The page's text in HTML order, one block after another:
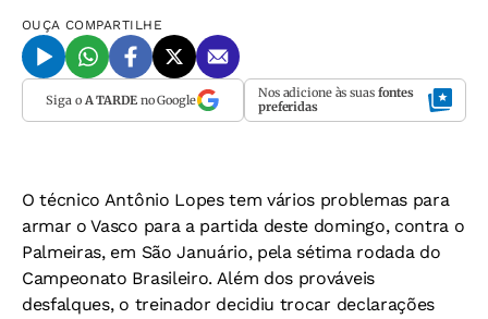
OUÇA COMPARTILHE
Siga o A TARDEno Google Nos adicione às suas fontes
preferidas
O técnico Antônio Lopes tem vários problemas para
armar o Vasco para a partida deste domingo, contra o
Palmeiras, em São Januário, pela sétima rodada do
Campeonato Brasileiro. Além dos prováveis
desfalques, o treinador decidiu trocar declarações